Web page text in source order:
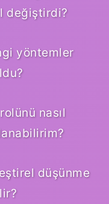
değiştirdi?
yöntemler
nasıl
düşünme